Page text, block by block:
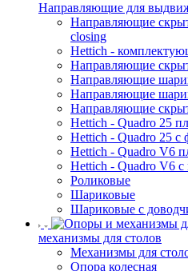
Направляющие для
Направляющие
closing
Hettich -
Направляющие
Направляющие
Направляющие
Направляющие
Hettich - Quadro 25
Hettich - Quadro 25 с
Hettich - Quadro V6
Hettich - Quadro V6 с
Роликовые
Шариковые
Шариковые с
механизмы для столов
Механизмы для
Опора колесная